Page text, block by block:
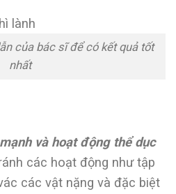
của bác sĩ để có kết quả tốt
nhất
và hoạt động thể dục
các hoạt động như tập
các vật nặng và đặc biệt